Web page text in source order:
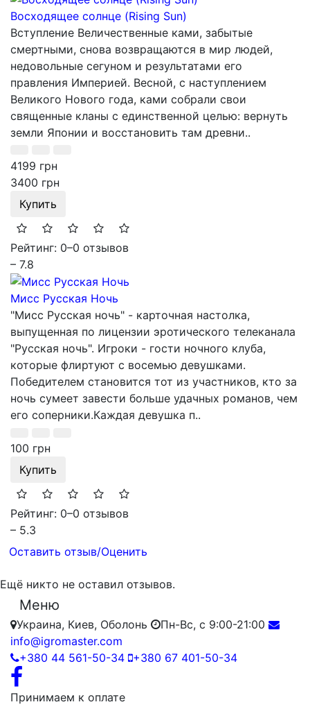
Восходящее солнце (Rising Sun)
Вступление Величественные ками, забытые
смертными, снова возвращаются в мир людей,
недовольные сегуном и результатами его
правления Империей. Весной, с наступлением
Великого Нового года, ками собрали свои
священные кланы с единственной целью: вернуть
земли Японии и восстановить там древни..
4199 грн
3400 грн
Купить
Рейтинг: 0–0 отзывов
– 7.8
Мисс Русская Ночь
"Мисс Русская ночь" - карточная настолка,
выпущенная по лицензии эротического телеканала
"Русская ночь". Игроки - гости ночного клуба,
которые флиртуют с восемью девушками.
Победителем становится тот из участников, кто за
ночь сумеет завести больше удачных романов, чем
его соперники.Каждая девушка п..
100 грн
Купить
Рейтинг: 0–0 отзывов
– 5.3
Оставить отзыв/Оценить
Ещё никто не оставил отзывов.
Меню
Украина, Киев, Оболонь
Пн-Вс, с 9:00-21:00
info@igromaster.com
+380 44 561-50-34
+380 67 401-50-34
Принимаем к оплате